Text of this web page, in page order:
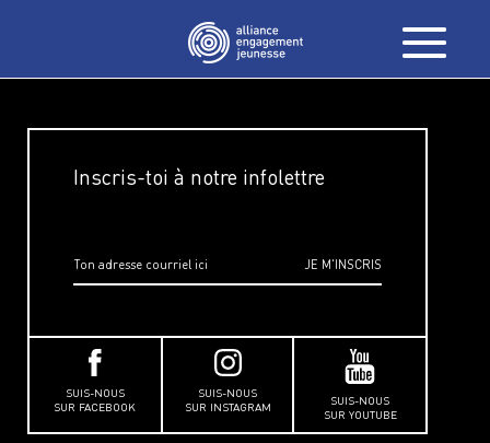
Inscris-toi à notre infolettre
SUIS-NOUS
SUR FACEBOOK
SUIS-NOUS
SUR INSTAGRAM
SUIS-NOUS
SUR YOUTUBE